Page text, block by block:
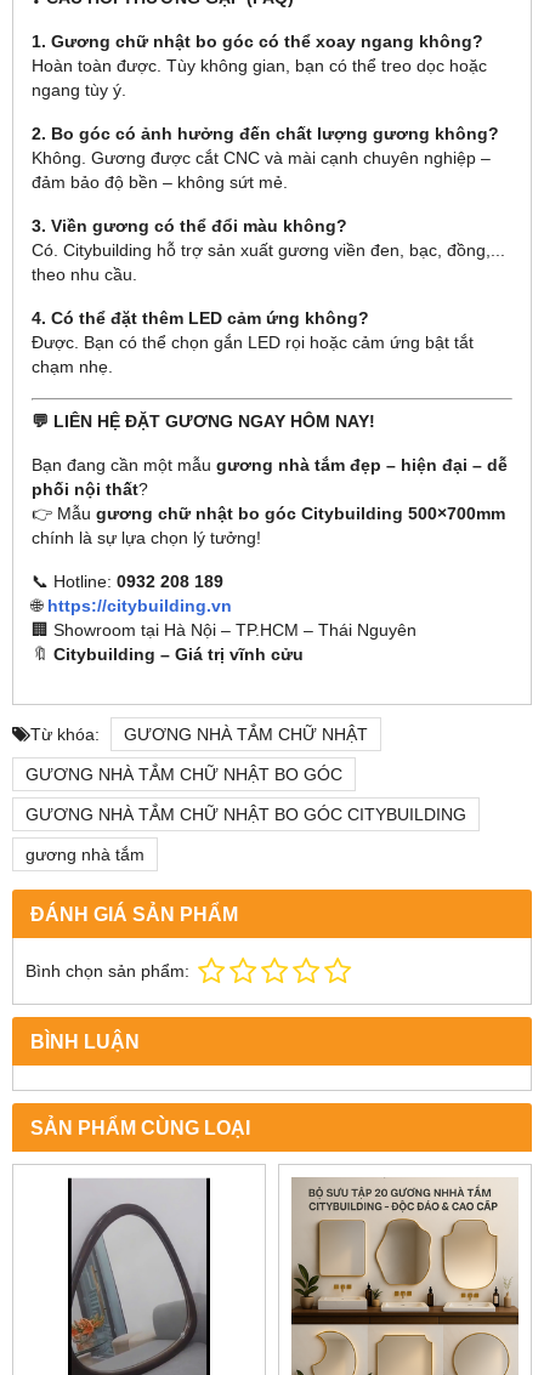
1. Gương chữ nhật bo góc có thể xoay ngang không?
Hoàn toàn được. Tùy không gian, bạn có thể treo dọc hoặc
ngang tùy ý.
2. Bo góc có ảnh hưởng đến chất lượng gương không?
Không. Gương được cắt CNC và mài cạnh chuyên nghiệp –
đảm bảo độ bền – không sứt mẻ.
3. Viền gương có thể đổi màu không?
Có. Citybuilding hỗ trợ sản xuất gương viền đen, bạc, đồng,...
theo nhu cầu.
4. Có thể đặt thêm LED cảm ứng không?
Được. Bạn có thể chọn gắn LED rọi hoặc cảm ứng bật tắt
chạm nhẹ.
💬 LIÊN HỆ ĐẶT GƯƠNG NGAY HÔM NAY!
Bạn đang cần một mẫu gương nhà tắm đẹp – hiện đại – dễ
phối nội thất?
👉 Mẫu gương chữ nhật bo góc Citybuilding 500×700mm
chính là sự lựa chọn lý tưởng!
📞 Hotline: 0932 208 189
🌐 https://citybuilding.vn
🏢 Showroom tại Hà Nội – TP.HCM – Thái Nguyên
🔖 Citybuilding – Giá trị vĩnh cửu
Từ khóa: GƯƠNG NHÀ TẮM CHỮ NHẬT
GƯƠNG NHÀ TẮM CHỮ NHẬT BO GÓC
GƯƠNG NHÀ TẮM CHỮ NHẬT BO GÓC CITYBUILDING
gương nhà tắm
ĐÁNH GIÁ SẢN PHẨM
Bình chọn sản phẩm:
BÌNH LUẬN
SẢN PHẨM CÙNG LOẠI